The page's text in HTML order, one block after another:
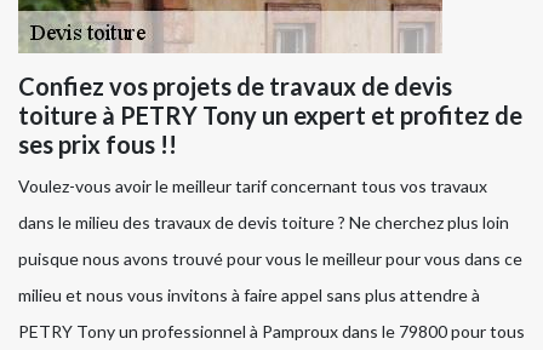
Confiez vos projets de travaux de devis
toiture à PETRY Tony un expert et profitez de
ses prix fous !!
Voulez-vous avoir le meilleur tarif concernant tous vos travaux
dans le milieu des travaux de devis toiture ? Ne cherchez plus loin
puisque nous avons trouvé pour vous le meilleur pour vous dans ce
milieu et nous vous invitons à faire appel sans plus attendre à
PETRY Tony un professionnel à Pamproux dans le 79800 pour tous